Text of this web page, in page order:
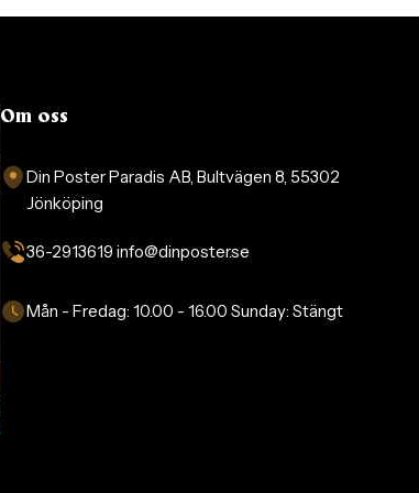
Om oss
Din Poster Paradis AB, Bultvägen 8, 55302
Jönköping
36-2913619 info@dinposter.se​
Mån - Fredag:10.00 - 16.00Sunday:Stängt